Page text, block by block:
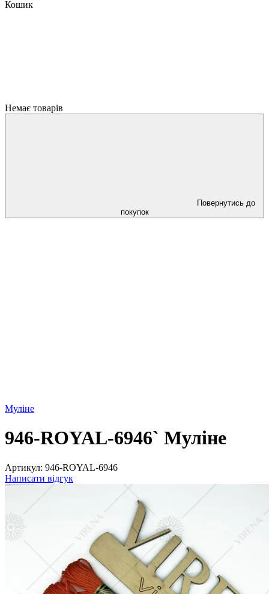
Кошик
Немає товарів
Повернутись до
покупок
Муліне
946-ROYAL-6946` Муліне
Артикул: 946-ROYAL-6946
Написати відгук